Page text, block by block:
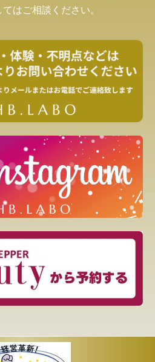
はご相談ください。